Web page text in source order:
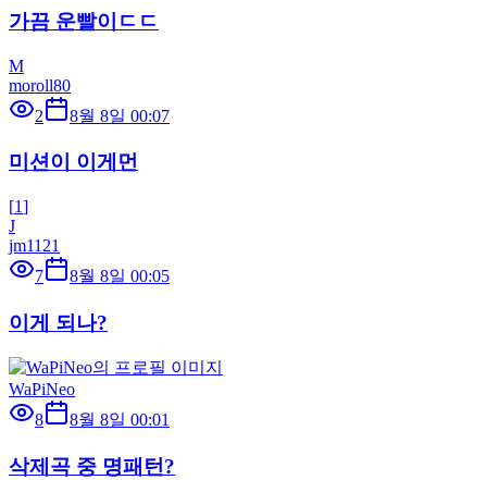
가끔 운빨이ㄷㄷ
M
moroll80
2
8월 8일 00:07
미션이 이게먼
[1]
J
jm1121
7
8월 8일 00:05
이게 되나?
WaPiNeo
8
8월 8일 00:01
삭제곡 중 명패턴?